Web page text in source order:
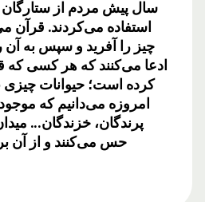
استفاده می‌کردند. قرآن
چیز را آفرید و سپس به آن
ادعا می‌کنند که هر کسی که
کرده است؛ حیوانات چیزی
امروزه می‌دانیم که
پرندگان، خزندگان...
حس می‌کنند و از آن